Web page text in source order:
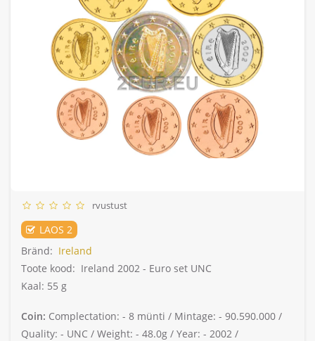
rvustust
LAOS 2
Bränd: Ireland
Toote kood: Ireland 2002 - Euro set UNC
Kaal: 55 g
Coin: Complectation: - 8 münti / Mintage: - 90.590.000 /
Quality: - UNC / Weight: - 48.0g / Year: - 2002 /